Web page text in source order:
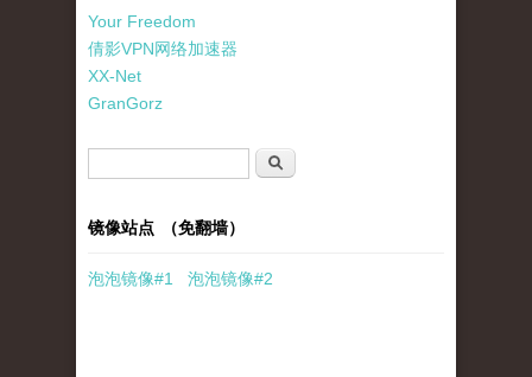
Your Freedom
倩影VPN网络加速器
XX-Net
GranGorz
搜索
镜像站点 （免翻墙）
泡泡镜像#1 泡泡镜像#2